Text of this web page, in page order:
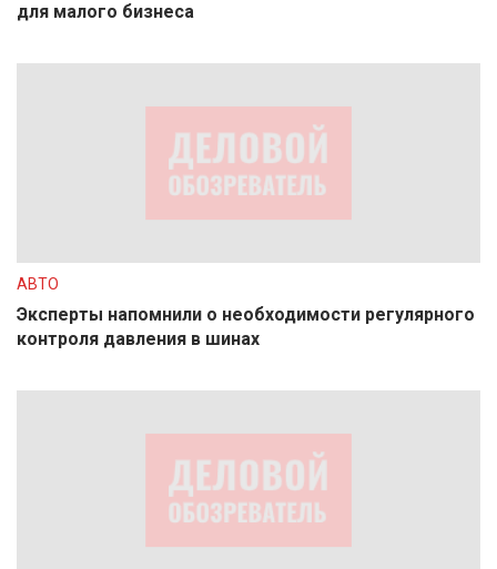
для малого бизнеса
АВТО
Эксперты напомнили о необходимости регулярного
контроля давления в шинах